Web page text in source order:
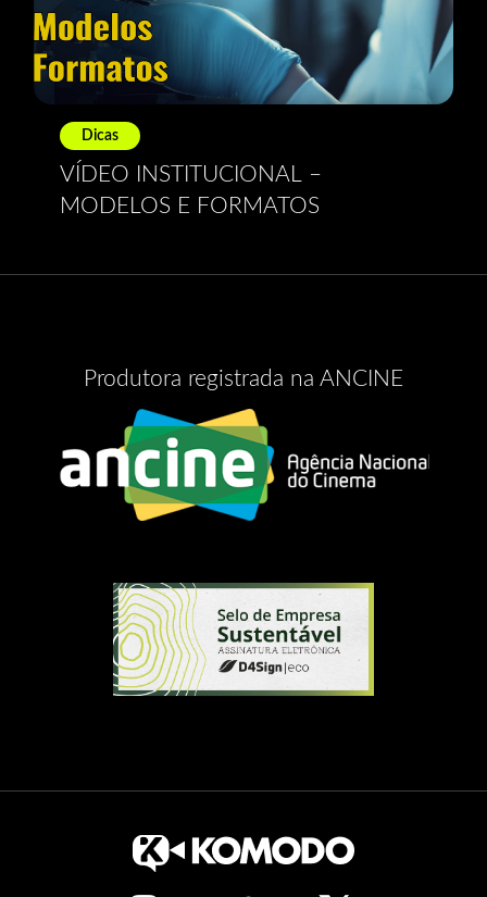
Dicas
VÍDEO INSTITUCIONAL –
MODELOS E FORMATOS
Produtora registrada na ANCINE